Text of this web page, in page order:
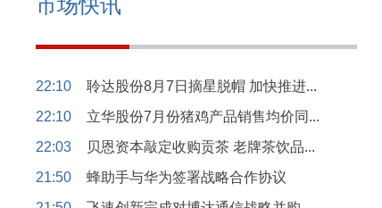
市场快讯
22:10
聆达股份8月7日摘星脱帽 加快推进...
22:10
立华股份7月份猪鸡产品销售均价同...
22:03
贝恩资本敲定收购贡茶 老牌茶饮品...
21:50
蜂助手与华为签署战略合作协议